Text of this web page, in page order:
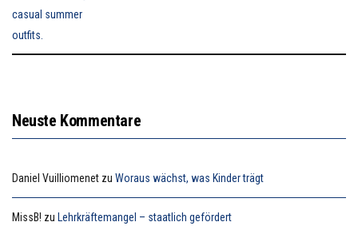
Neuste Kommentare
Daniel Vuilliomenet zu Woraus wächst, was Kinder trägt
MissB! zu Lehrkräftemangel – staatlich gefördert